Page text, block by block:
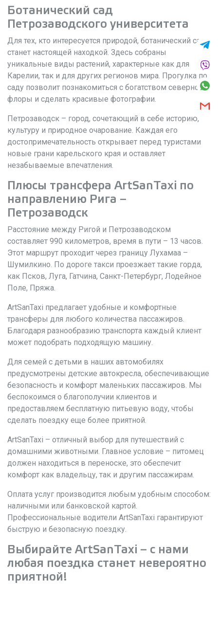
Ботанический сад
Петрозаводского университета
Для тех, кто интересуется природой, ботанический сад
станет настоящей находкой. Здесь собраны
уникальные виды растений, характерные как для
Карелии, так и для других регионов мира. Прогулка по
саду позволит познакомиться с богатством северной
флоры и сделать красивые фотографии.
Петрозаводск – город, сочетающий в себе историю,
культуру и природное очарование. Каждая его
достопримечательность открывает перед туристами
новые грани карельского края и оставляет
незабываемые впечатления.
Плюсы трансфера ArtSanTaxi по
направлению Рига –
Петрозаводск
Расстояние между Ригой и Петрозаводском
составляет 990 километров, время в пути – 13 часов.
Этот маршрут проходит через границу Лухамаа –
Шумилкино. По дороге такси проезжает такие горда,
как Псков, Луга, Гатчина, Санкт-Петербург, Лодейное
Поле, Пряжа.
ArtSanTaxi предлагает удобные и комфортные
трансферы для любого количества пассажиров.
Благодаря разнообразию транспорта каждый клиент
может подобрать подходящую машину.
Для семей с детьми в наших автомобилях
предусмотрены детские автокресла, обеспечивающие
безопасность и комфорт маленьких пассажиров. Мы
беспокоимся о благополучии клиентов и
предоставляем бесплатную питьевую воду, чтобы
сделать поездку еще более приятной.
ArtSanTaxi – отличный выбор для путешествий с
домашними животными. Главное условие – питомец
должен находиться в переноске, это обеспечит
комфорт как владельцу, так и другим пассажирам.
Оплата услуг производится любым удобным способом:
наличными или банковской картой.
Профессиональные водители ArtSanTaxi гарантируют
быструю и безопасную поездку.
Выбирайте ArtSanTaxi – с нами
любая поездка станет невероятно
приятной!